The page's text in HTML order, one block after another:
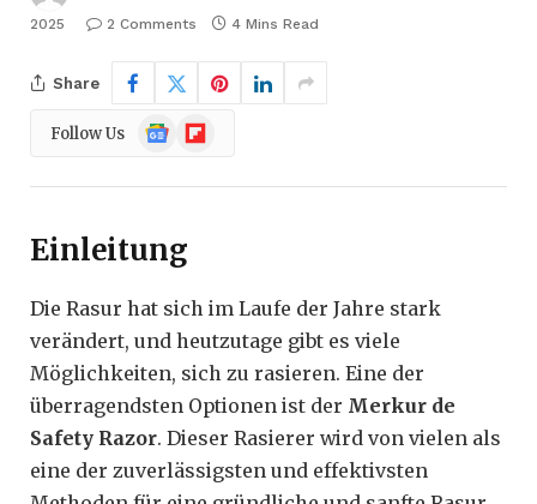
2025
2 Comments 4 Mins Read
Share
Follow Us
Google
News
Flipboard
Einleitung
Die Rasur hat sich im Laufe der Jahre stark
verändert, und heutzutage gibt es viele
Möglichkeiten, sich zu rasieren. Eine der
überragendsten Optionen ist der Merkur de
Safety Razor. Dieser Rasierer wird von vielen als
eine der zuverlässigsten und effektivsten